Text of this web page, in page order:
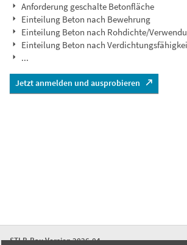
Anforderung geschalte Betonfläche
Einteilung Beton nach Bewehrung
Einteilung Beton nach Rohdichte/
Einteilung Beton nach
...
Jetzt anmelden und ausprobieren
STLB-Bau Version 2026-04